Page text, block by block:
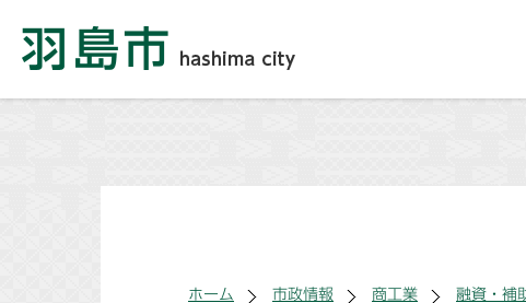
ホーム 市政情報 商工業 融資・補